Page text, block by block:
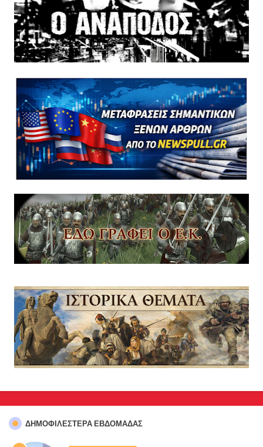
ΔΗΜΟΦΙΛΈΣΤΕΡΑ ΕΒΔΟΜΆΔΑΣ